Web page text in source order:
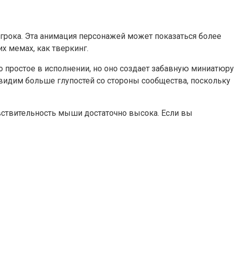
Эта анимация персонажей может показаться более
мемах, как тверкинг.
простое в исполнении, но оно создает забавную миниатюру
больше глупостей со стороны сообщества, поскольку
мыши достаточно высока. Если вы